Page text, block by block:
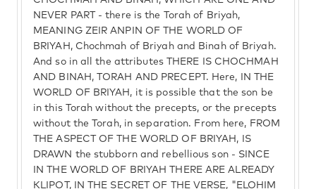
NEVER PART - there is the Torah of Briyah,
MEANING ZEIR ANPIN OF THE WORLD OF
BRIYAH, Chochmah of Briyah and Binah of Briyah.
And so in all the attributes THERE IS CHOCHMAH
AND BINAH, TORAH AND PRECEPT. Here, IN THE
WORLD OF BRIYAH, it is possible that the son be
in this Torah without the precepts, or the precepts
without the Torah, in separation. From here, FROM
THE ASPECT OF THE WORLD OF BRIYAH, IS
DRAWN the stubborn and rebellious son - SINCE
IN THE WORLD OF BRIYAH THERE ARE ALREADY
KLIPOT, IN THE SECRET OF THE VERSE, "ELOHIM